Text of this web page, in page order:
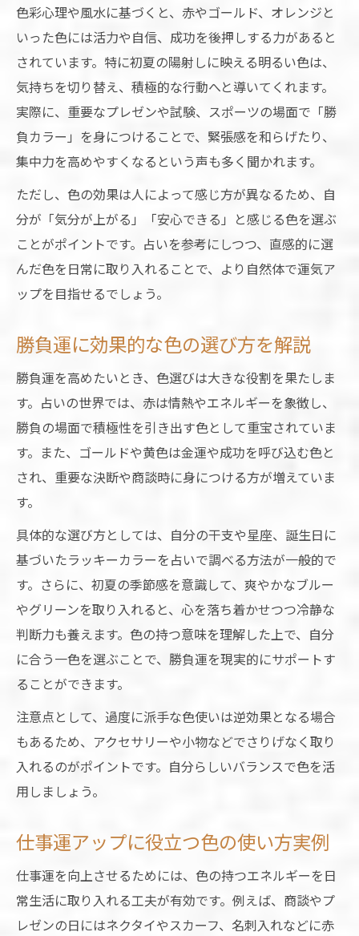
色彩心理や風水に基づくと、赤やゴールド、オレンジと
いった色には活力や自信、成功を後押しする力があると
されています。特に初夏の陽射しに映える明るい色は、
気持ちを切り替え、積極的な行動へと導いてくれます。
実際に、重要なプレゼンや試験、スポーツの場面で「勝
負カラー」を身につけることで、緊張感を和らげたり、
集中力を高めやすくなるという声も多く聞かれます。
ただし、色の効果は人によって感じ方が異なるため、自
分が「気分が上がる」「安心できる」と感じる色を選ぶ
ことがポイントです。占いを参考にしつつ、直感的に選
んだ色を日常に取り入れることで、より自然体で運気ア
ップを目指せるでしょう。
勝負運に効果的な色の選び方を解説
勝負運を高めたいとき、色選びは大きな役割を果たしま
す。占いの世界では、赤は情熱やエネルギーを象徴し、
勝負の場面で積極性を引き出す色として重宝されていま
す。また、ゴールドや黄色は金運や成功を呼び込む色と
され、重要な決断や商談時に身につける方が増えていま
す。
具体的な選び方としては、自分の干支や星座、誕生日に
基づいたラッキーカラーを占いで調べる方法が一般的で
す。さらに、初夏の季節感を意識して、爽やかなブルー
やグリーンを取り入れると、心を落ち着かせつつ冷静な
判断力も養えます。色の持つ意味を理解した上で、自分
に合う一色を選ぶことで、勝負運を現実的にサポートす
ることができます。
注意点として、過度に派手な色使いは逆効果となる場合
もあるため、アクセサリーや小物などでさりげなく取り
入れるのがポイントです。自分らしいバランスで色を活
用しましょう。
仕事運アップに役立つ色の使い方実例
仕事運を向上させるためには、色の持つエネルギーを日
常生活に取り入れる工夫が有効です。例えば、商談やプ
レゼンの日にはネクタイやスカーフ、名刺入れなどに赤